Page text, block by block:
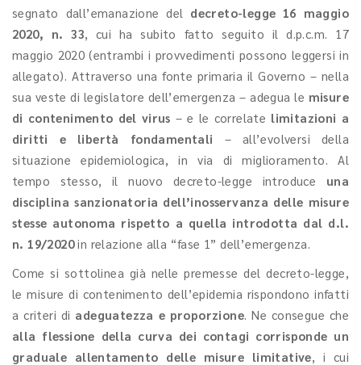
segnato dall’emanazione del decreto-legge 16 maggio
2020, n. 33, cui ha subito fatto seguito il d.p.c.m. 17
maggio 2020 (entrambi i provvedimenti possono leggersi in
allegato). Attraverso una fonte primaria il Governo – nella
sua veste di legislatore dell’emergenza – adegua le misure
di contenimento del virus – e le correlate limitazioni a
diritti e libertà fondamentali – all’evolversi della
situazione epidemiologica, in via di miglioramento. Al
tempo stesso, il nuovo decreto-legge introduce una
disciplina sanzionatoria dell’inosservanza delle misure
stesse autonoma rispetto a quella introdotta dal d.l.
n. 19/2020in relazione alla “fase 1” dell’emergenza.
Come si sottolinea già nelle premesse del decreto-legge,
le misure di contenimento dell’epidemia rispondono infatti
a criteri di adeguatezza e proporzione. Ne consegue che
alla flessione della curva dei contagi corrisponde un
graduale allentamento delle misure limitative, i cui